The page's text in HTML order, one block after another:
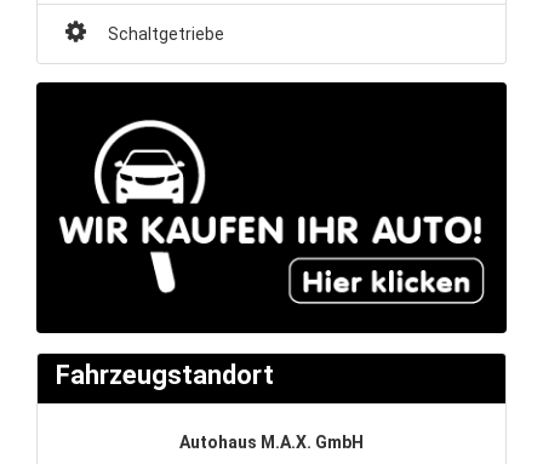
Schaltgetriebe
Fahrzeugstandort
Autohaus M.A.X. GmbH